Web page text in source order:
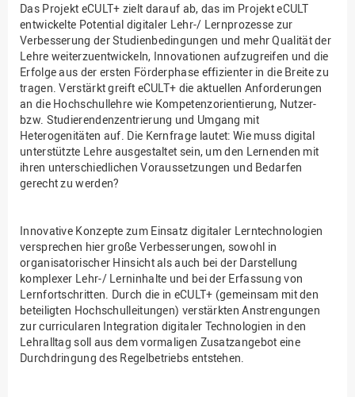
Das Projekt eCULT+ zielt darauf ab, das im Projekt eCULT
entwickelte Potential digitaler Lehr-/ Lernprozesse zur
Verbesserung der Studienbedingungen und mehr Qualität der
Lehre weiterzuentwickeln, Innovationen aufzugreifen und die
Erfolge aus der ersten Förderphase effizienter in die Breite zu
tragen. Verstärkt greift eCULT+ die aktuellen Anforderungen
an die Hochschullehre wie Kompetenzorientierung, Nutzer-
bzw. Studierendenzentrierung und Umgang mit
Heterogenitäten auf. Die Kernfrage lautet: Wie muss digital
unterstützte Lehre ausgestaltet sein, um den Lernenden mit
ihren unterschiedlichen Voraussetzungen und Bedarfen
gerecht zu werden?
Innovative Konzepte zum Einsatz digitaler Lerntechnologien
versprechen hier große Verbesserungen, sowohl in
organisatorischer Hinsicht als auch bei der Darstellung
komplexer Lehr-/ Lerninhalte und bei der Erfassung von
Lernfortschritten. Durch die in eCULT+ (gemeinsam mit den
beteiligten Hochschulleitungen) verstärkten Anstrengungen
zur curricularen Integration digitaler Technologien in den
Lehralltag soll aus dem vormaligen Zusatzangebot eine
Durchdringung des Regelbetriebs entstehen.